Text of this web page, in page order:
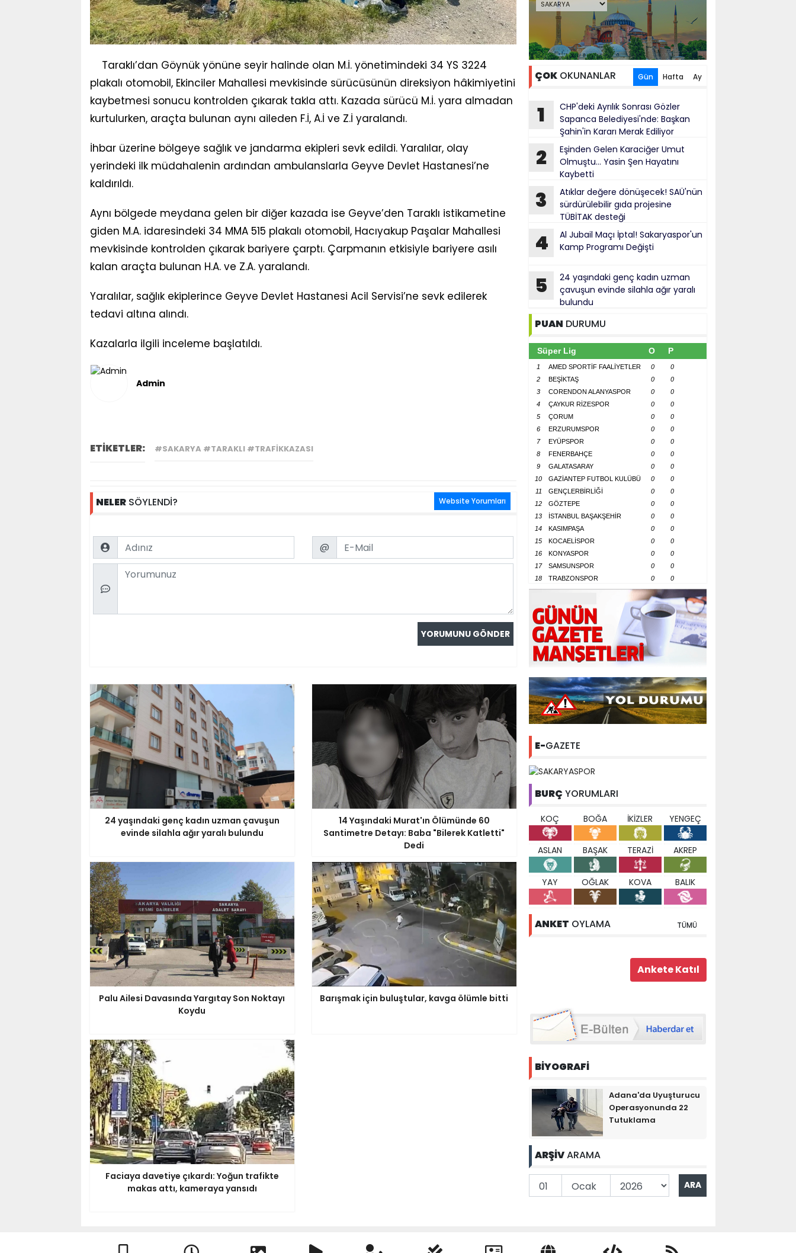
Taraklı’dan Göynük yönüne seyir halinde olan M.İ. yönetimindeki 34 YS 3224
plakalı otomobil, Ekinciler Mahallesi mevkisinde sürücüsünün direksiyon hâkimiyetini
kaybetmesi sonucu kontrolden çıkarak takla attı. Kazada sürücü M.İ. yara almadan
kurtulurken, araçta bulunan aynı aileden F.İ, A.İ ve Z.İ yaralandı.
İhbar üzerine bölgeye sağlık ve jandarma ekipleri sevk edildi. Yaralılar, olay
yerindeki ilk müdahalenin ardından ambulanslarla Geyve Devlet Hastanesi’ne
kaldırıldı.
Aynı bölgede meydana gelen bir diğer kazada ise Geyve’den Taraklı istikametine
giden M.A. idaresindeki 34 MMA 515 plakalı otomobil, Hacıyakup Paşalar Mahallesi
mevkisinde kontrolden çıkarak bariyere çarptı. Çarpmanın etkisiyle bariyere asılı
kalan araçta bulunan H.A. ve Z.A. yaralandı.
Yaralılar, sağlık ekiplerince Geyve Devlet Hastanesi Acil Servisi’ne sevk edilerek
tedavi altına alındı.
Kazalarla ilgili inceleme başlatıldı.
Admin
ETİKETLER: #SAKARYA #TARAKLI #TRAFIKKAZASI
NELERSÖYLENDİ? Website Yorumları
Name Email
@
Comment
24 yaşındaki genç kadın uzman çavuşun
evinde silahla ağır yaralı bulundu
14 Yaşındaki Murat'ın Ölümünde 60
Santimetre Detayı: Baba "Bilerek Katletti"
Dedi
Palu Ailesi Davasında Yargıtay Son Noktayı
Koydu
Barışmak için buluştular, kavga ölümle bitti
Faciaya davetiye çıkardı: Yoğun trafikte
makas attı, kameraya yansıdı
ÇOKOKUNANLAR Gün Hafta Ay
1
CHP'deki Ayrılık Sonrası Gözler
Sapanca Belediyesi'nde: Başkan
Şahin'in Kararı Merak Ediliyor
2
Eşinden Gelen Karaciğer Umut
Olmuştu... Yasin Şen Hayatını
Kaybetti
3
Atıklar değere dönüşecek! SAÜ'nün
sürdürülebilir gıda projesine
TÜBİTAK desteği
4
Al Jubail Maçı İptal! Sakaryaspor'un
Kamp Programı Değişti
5
24 yaşındaki genç kadın uzman
çavuşun evinde silahla ağır yaralı
bulundu
PUAN DURUMU
Süper Lig O P
1 AMED SPORTİF FAALİYETLER 0
0
2
BEŞİKTAŞ 0
0
3
CORENDON ALANYASPOR 0
0
4
ÇAYKUR RİZESPOR 0
0
5
ÇORUM 0
0
6
ERZURUMSPOR 0
0
7
EYÜPSPOR 0
0
8
FENERBAHÇE 0
0
9
GALATASARAY 0
0
10
GAZİANTEP FUTBOL KULÜBÜ 0
0
11
GENÇLERBİRLİĞİ 0
0
12
GÖZTEPE 0
0
13
İSTANBUL BAŞAKŞEHİR 0
0
14
KASIMPAŞA 0
0
15
KOCAELİSPOR 0
0
16
KONYASPOR 0
0
17
SAMSUNSPOR 0
0
18
TRABZONSPOR 0 0
E-GAZETE
BURÇ YORUMLARI
KOÇ BOĞA İKİZLER YENGEÇ
ASLAN BAŞAK TERAZİ AKREP
YAY OĞLAK KOVA BALIK
ANKET OYLAMA TÜMÜ
BİYOGRAFİ
Adana'da Uyuşturucu
Operasyonunda 22
Tutuklama
ARŞİVARAMA